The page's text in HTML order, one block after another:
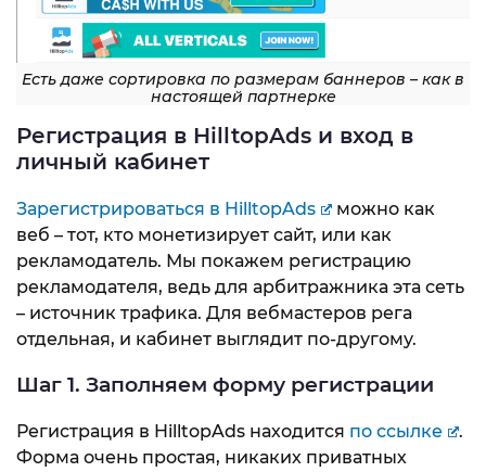
Есть даже сортировка по размерам баннеров – как в
настоящей партнерке
Регистрация в HilltopAds и вход в
личный кабинет
Зарегистрироваться в HilltopAds
можно как
веб – тот, кто монетизирует сайт, или как
рекламодатель. Мы покажем регистрацию
рекламодателя, ведь для арбитражника эта сеть
– источник трафика. Для вебмастеров рега
отдельная, и кабинет выглядит по-другому.
Шаг 1. Заполняем форму регистрации
Регистрация в HilltopAds находится по ссылке
.
Форма очень простая, никаких приватных